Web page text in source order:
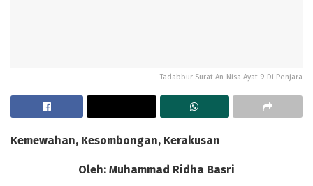
Tadabbur Surat An-Nisa Ayat 9 Di Penjara
Kemewahan, Kesombongan, Kerakusan
Oleh: Muhammad Ridha Basri